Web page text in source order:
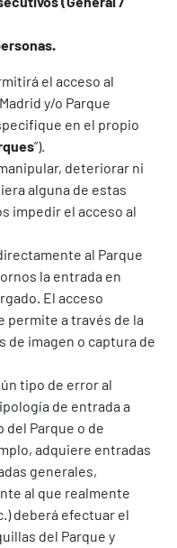
el acceso al
y/o Parque
en el propio
”).
deteriorar ni
alguna de estas
impedir el acceso al
al Parque
la entrada en
El acceso
permite a través de la
de imagen o captura de
tipo de error al
de entrada a
del Parque o de
adquiere entradas
generales,
al que realmente
deberá efectuar el
del Parque y